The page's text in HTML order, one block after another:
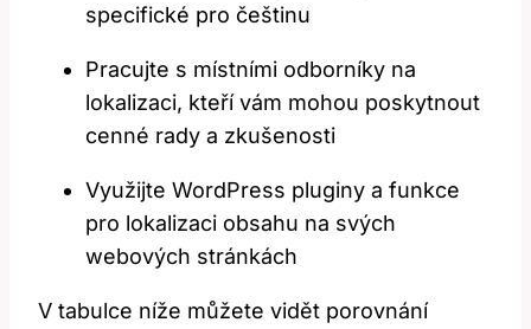
specifické pro češtinu
Pracujte ⁤s místními odborníky na
lokalizaci, kteří ‌vám mohou poskytnout⁢
cenné rady a zkušenosti
Využijte WordPress pluginy a funkce
pro lokalizaci obsahu na svých
webových stránkách
V⁤ tabulce níže ⁢můžete ⁤vidět porovnání